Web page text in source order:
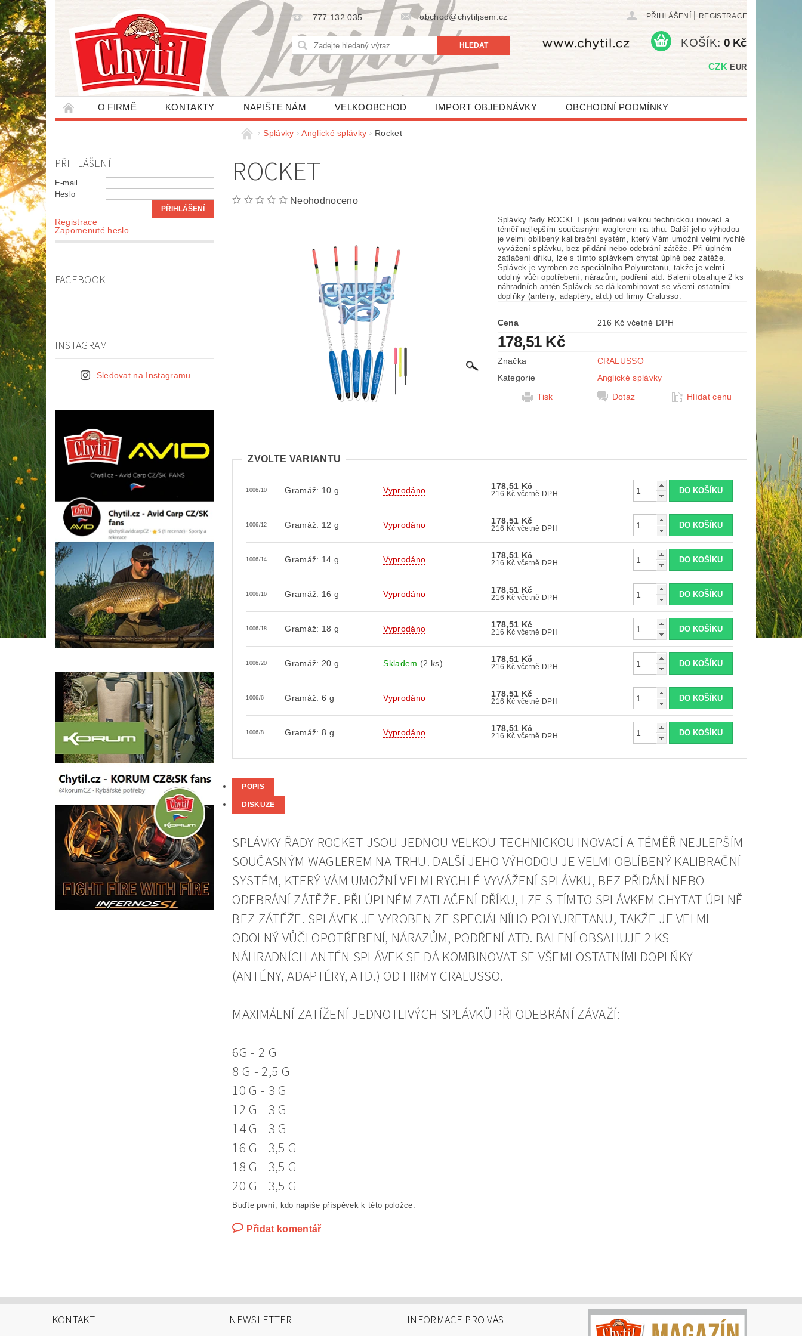
777 132 035 obchod@chytiljsem.cz PŘIHLÁŠENÍ REGISTRACE
CZK EUR
KOŠÍK: 0 Kč
O FIRMĚ KONTAKTY NAPIŠTE NÁM VELKOOBCHOD IMPORT OBJEDNÁVKY OBCHODNÍ PODMÍNKY
PŘIHLÁŠENÍ
E-mail
Heslo
Registrace
Zapomenuté heslo
FACEBOOK
INSTAGRAM
Sledovat na Instagramu
Splávky Anglické splávky Rocket
ROCKET
Neohodnoceno
Splávky řady ROCKET jsou jednou velkou technickou inovací a
téměř nejlepším současným waglerem na trhu. Další jeho výhodou
je velmi oblíbený kalibrační systém, který Vám umožní velmi rychlé
vyvážení splávku, bez přidání nebo odebrání zátěže. Při úplném
zatlačení dříku, lze s tímto splávkem chytat úplně bez zátěže.
Splávek je vyroben ze speciálního Polyuretanu, takže je velmi
odolný vůči opotřebení, nárazům, podření atd. Balení obsahuje 2 ks
náhradních antén Splávek se dá kombinovat se všemi ostatními
doplňky (antény, adaptéry, atd.) od firmy Cralusso.
Cena 216 Kč včetně DPH
178,51 Kč
Značka
CRALUSSO
Kategorie
Anglické splávky
Tisk
Dotaz Hlídat cenu
ZVOLTE VARIANTU
1006/10 Gramáž: 10 g Vyprodáno 178,51 Kč
216 Kč včetně DPH
1006/12 Gramáž: 12 g Vyprodáno 178,51 Kč
216 Kč včetně DPH
1006/14 Gramáž: 14 g Vyprodáno 178,51 Kč
216 Kč včetně DPH
1006/16 Gramáž: 16 g Vyprodáno 178,51 Kč
216 Kč včetně DPH
1006/18 Gramáž: 18 g Vyprodáno 178,51 Kč
216 Kč včetně DPH
1006/20 Gramáž: 20 g Skladem (2 ks) 178,51 Kč
216 Kč včetně DPH
1006/6 Gramáž: 6 g Vyprodáno 178,51 Kč
216 Kč včetně DPH
1006/8 Gramáž: 8 g Vyprodáno 178,51 Kč
216 Kč včetně DPH
POPIS
DISKUZE
SPLÁVKY ŘADY ROCKET JSOU JEDNOU VELKOU TECHNICKOU INOVACÍ A TÉMĚŘ NEJLEPŠÍM
SOUČASNÝM WAGLEREM NA TRHU. DALŠÍ JEHO VÝHODOU JE VELMI OBLÍBENÝ KALIBRAČNÍ
SYSTÉM, KTERÝ VÁM UMOŽNÍ VELMI RYCHLÉ VYVÁŽENÍ SPLÁVKU, BEZ PŘIDÁNÍ NEBO
ODEBRÁNÍ ZÁTĚŽE. PŘI ÚPLNÉM ZATLAČENÍ DŘÍKU, LZE S TÍMTO SPLÁVKEM CHYTAT ÚPLNĚ
BEZ ZÁTĚŽE. SPLÁVEK JE VYROBEN ZE SPECIÁLNÍHO POLYURETANU, TAKŽE JE VELMI
ODOLNÝ VŮČI OPOTŘEBENÍ, NÁRAZŮM, PODŘENÍ ATD. BALENÍ OBSAHUJE 2 KS
NÁHRADNÍCH ANTÉN SPLÁVEK SE DÁ KOMBINOVAT SE VŠEMI OSTATNÍMI DOPLŇKY
(ANTÉNY, ADAPTÉRY, ATD.) OD FIRMY CRALUSSO.
MAXIMÁLNÍ ZATÍŽENÍ JEDNOTLIVÝCH SPLÁVKŮ PŘI ODEBRÁNÍ ZÁVAŽÍ:
6G - 2 G
8 G - 2,5 G
10 G - 3 G
12 G - 3 G
14 G - 3 G
16 G - 3,5 G
18 G - 3,5 G
20 G - 3,5 G
Buďte první, kdo napíše příspěvek k této položce.
Přidat komentář
KONTAKT NEWSLETTER INFORMACE PRO VÁS